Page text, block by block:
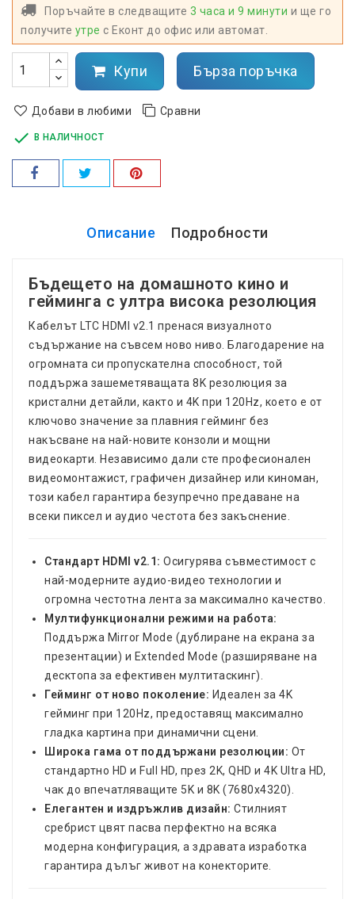
Поръчайте в следващите 3 часа и 9 минути и ще го
получите утре с Еконт до офис или автомат.
Купи Бърза поръчка
Добави в любими Сравни
 В НАЛИЧНОСТ
Описание Подробности
Бъдещето на домашното кино и
гейминга с ултра висока резолюция
Кабелът LTC HDMI v2.1 пренася визуалното
съдържание на съвсем ново ниво. Благодарение на
огромната си пропускателна способност, той
поддържа зашеметяващата 8K резолюция за
кристални детайли, както и 4K при 120Hz, което е от
ключово значение за плавния гейминг без
накъсване на най-новите конзоли и мощни
видеокарти. Независимо дали сте професионален
видеомонтажист, графичен дизайнер или киноман,
този кабел гарантира безупречно предаване на
всеки пиксел и аудио честота без закъснение.
Стандарт HDMI v2.1: Осигурява съвместимост с
най-модерните аудио-видео технологии и
огромна честотна лента за максимално качество.
Мултифункционални режими на работа:
Поддържа Mirror Mode (дублиране на екрана за
презентации) и Extended Mode (разширяване на
десктопа за ефективен мултитаскинг).
Гейминг от ново поколение: Идеален за 4K
гейминг при 120Hz, предоставящ максимално
гладка картина при динамични сцени.
Широка гама от поддържани резолюции: От
стандартно HD и Full HD, през 2K, QHD и 4K Ultra HD,
чак до впечатляващите 5K и 8K (7680x4320).
Елегантен и издръжлив дизайн: Стилният
сребрист цвят пасва перфектно на всяка
модерна конфигурация, а здравата изработка
гарантира дълъг живот на конекторите.